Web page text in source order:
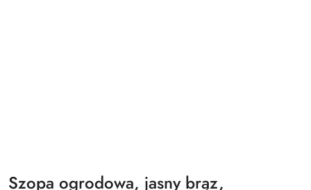
Szopa ogrodowa, jasny brąz,